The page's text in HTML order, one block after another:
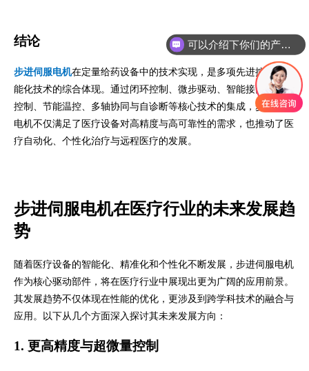
结论
步进伺服电机在定量给药设备中的技术实现，是多项先进控制与智
能化技术的综合体现。通过闭环控制、微步驱动、智能接口、流量
控制、节能温控、多轴协同与自诊断等核心技术的集成，步进伺服
电机不仅满足了医疗设备对高精度与高可靠性的需求，也推动了医
疗自动化、个性化治疗与远程医疗的发展。
步进伺服电机在医疗行业的未来发展趋
势
随着医疗设备的智能化、精准化和个性化不断发展，步进伺服电机
作为核心驱动部件，将在医疗行业中展现出更为广阔的应用前景。
其发展趋势不仅体现在性能的优化，更涉及到跨学科技术的融合与
应用。以下从几个方面深入探讨其未来发展方向：
1. 更高精度与超微量控制
可以介绍下你们的产品么
你们是怎么收费的呢